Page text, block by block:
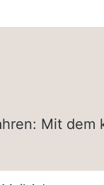
Mit